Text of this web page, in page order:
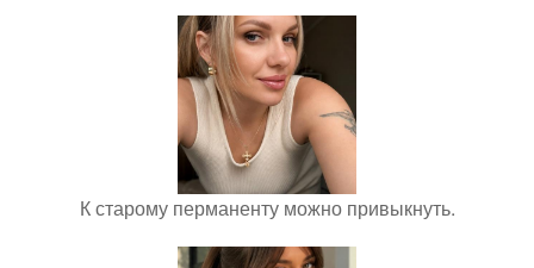
К старому перманенту можно привыкнуть.